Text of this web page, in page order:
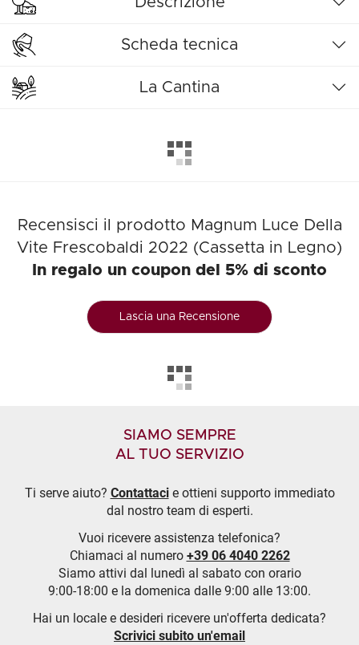
Scheda tecnica
La Cantina
Recensisci il prodotto Magnum Luce Della
Vite Frescobaldi 2022 (Cassetta in Legno)
In regalo un coupon del 5% di sconto
Lascia una Recensione
SIAMO SEMPRE
AL TUO SERVIZIO
Ti serve aiuto? Contattacie ottieni supporto immediato
dal nostro team di esperti.
Vuoi ricevere assistenza telefonica?
Chiamaci al numero +39 06 4040 2262
Siamo attivi dal lunedì al sabato con orario
9:00-18:00 e la domenica dalle 9:00 alle 13:00.
Hai un locale e desideri ricevere un'offerta dedicata?
Scrivici subito un'email